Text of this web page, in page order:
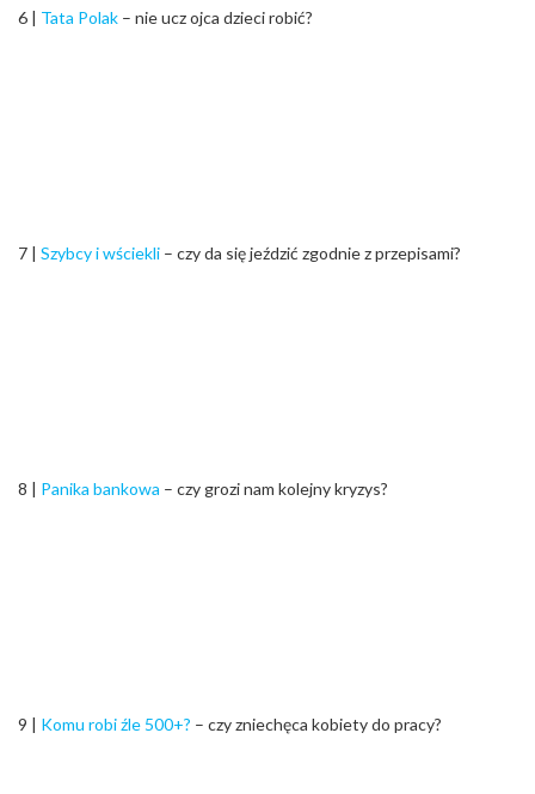
6 | Tata Polak – nie ucz ojca dzieci robić?
7 | Szybcy i wściekli – czy da się jeździć zgodnie z przepisami?
8 | Panika bankowa – czy grozi nam kolejny kryzys?
9 | Komu robi źle 500+? – czy zniechęca kobiety do pracy?